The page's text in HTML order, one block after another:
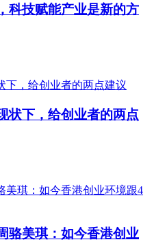
科技赋能产业是新的方
状下，给创业者的两点
骆美琪：如今香港创业